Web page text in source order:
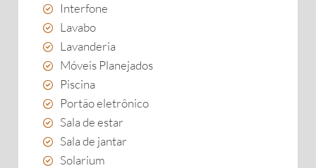
Interfone
Lavabo
Lavanderia
Móveis Planejados
Piscina
Portão eletrônico
Sala de estar
Sala de jantar
Solarium